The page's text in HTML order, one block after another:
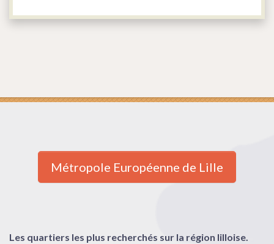
Métropole Européenne de Lille
Les quartiers les plus recherchés sur la région lilloise.